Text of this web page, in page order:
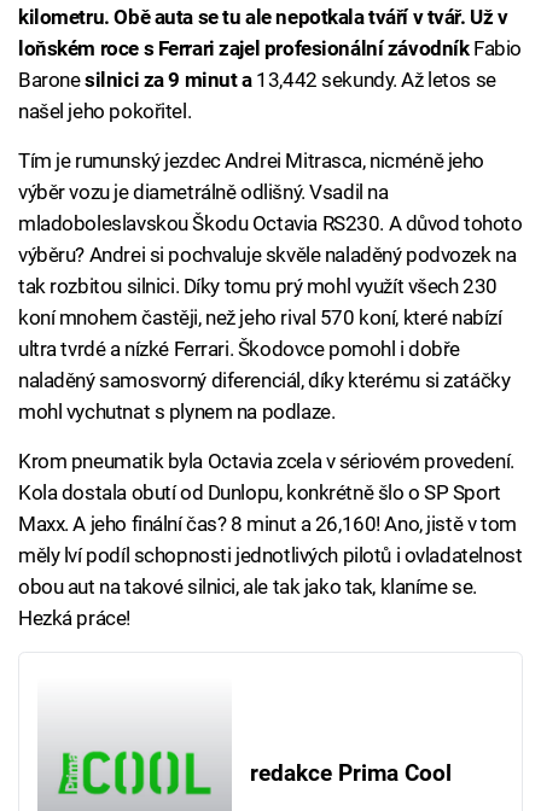
kilometru. Obě auta se tu ale nepotkala tváří v tvář. Už v
loňském roce s Ferrari zajel profesionální závodník Fabio
Baronesilnici za 9 minut a 13,442 sekundy. Až letos se
našel jeho pokořitel.
Tím je rumunský jezdec Andrei Mitrasca, nicméně jeho
výběr vozu je diametrálně odlišný. Vsadil na
mladoboleslavskou Škodu Octavia RS230. A důvod tohoto
výběru? Andrei si pochvaluje skvěle naladěný podvozek na
tak rozbitou silnici. Díky tomu prý mohl využít všech 230
koní mnohem častěji, než jeho rival 570 koní, které nabízí
ultra tvrdé a nízké Ferrari. Škodovce pomohl i dobře
naladěný samosvorný diferenciál, díky kterému si zatáčky
mohl vychutnat s plynem na podlaze.
Krom pneumatik byla Octavia zcela v sériovém provedení.
Kola dostala obutí od Dunlopu, konkrétně šlo o SP Sport
Maxx. A jeho finální čas? 8 minut a 26,160! Ano, jistě v tom
měly lví podíl schopnosti jednotlivých pilotů i ovladatelnost
obou aut na takové silnici, ale tak jako tak, klaníme se.
Hezká práce!
redakce Prima Cool